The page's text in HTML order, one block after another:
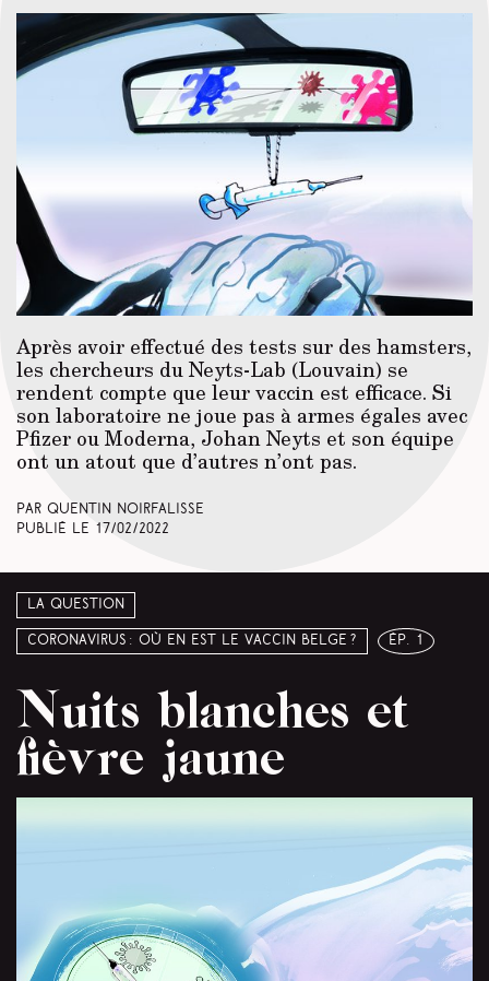
Après avoir effectué des tests sur des hamsters,
les chercheurs du Neyts-Lab (Louvain) se
rendent compte que leur vaccin est efficace. Si
son laboratoire ne joue pas à armes égales avec
Pfizer ou Moderna, Johan Neyts et son équipe
ont un atout que d’autres n’ont pas.
Par Quentin Noirfalisse
Publié le 17/02/2022
La question
Coronavirus : où en est le vaccin belge ? ép. 1
Nuits blanches et
fièvre jaune